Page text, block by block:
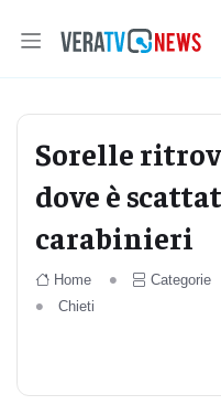
Sorelle
dove è
carabinieri
Home Categorie
Chieti